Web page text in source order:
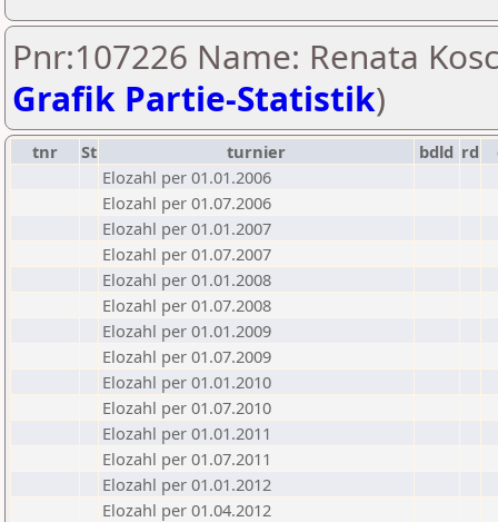
Pnr:107226 Name: Renata
Grafik Partie-Statistik)
tnr St turnier bdld rd
Elozahl per 01.01.2006
Elozahl per 01.07.2006
Elozahl per 01.01.2007
Elozahl per 01.07.2007
Elozahl per 01.01.2008
Elozahl per 01.07.2008
Elozahl per 01.01.2009
Elozahl per 01.07.2009
Elozahl per 01.01.2010
Elozahl per 01.07.2010
Elozahl per 01.01.2011
Elozahl per 01.07.2011
Elozahl per 01.01.2012
Elozahl per 01.04.2012